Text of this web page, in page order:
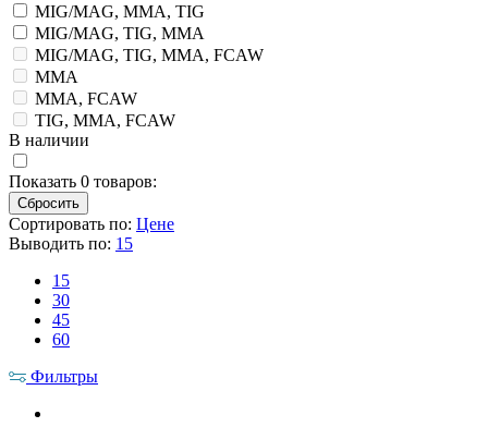
MIG/MAG, MMA, TIG
MIG/MAG, TIG, MMA
MIG/MAG, TIG, MMA, FCAW
MMA
MMA, FCAW
TIG, MMA, FCAW
В наличии
Показать 0 товаров:
Сортировать по: Цене
Выводить по: 15
15
30
45
60
Фильтры